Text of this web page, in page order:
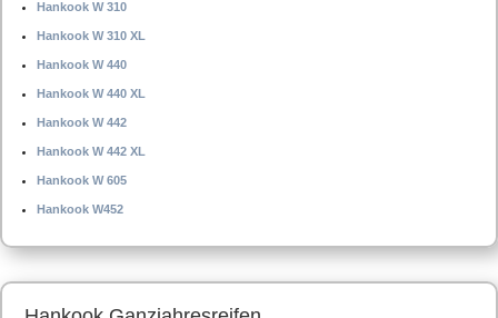
Hankook W 310
Hankook W 310 XL
Hankook W 440
Hankook W 440 XL
Hankook W 442
Hankook W 442 XL
Hankook W 605
Hankook W452